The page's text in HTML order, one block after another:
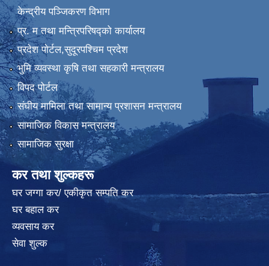
केन्द्रीय पञ्जिकरण विभाग
प्र. म तथा मन्त्रिपरिषद्को कार्यालय
प्रदेश पाेर्टल,सुदूरपश्चिम प्रदेश
भुमि व्यवस्था कृषि तथा सहकारी मन्त्रालय
विपद पोर्टल
संघीय मामिला तथा सामान्य प्रशासन मन्त्रालय
सामाजिक विकास मन्त्रालय
सामाजिक सुरक्षा
कर तथा शुल्कहरू
घर जग्गा कर/ एकीकृत सम्पति कर
घर बहाल कर
व्यवसाय कर
सेवा शुल्क